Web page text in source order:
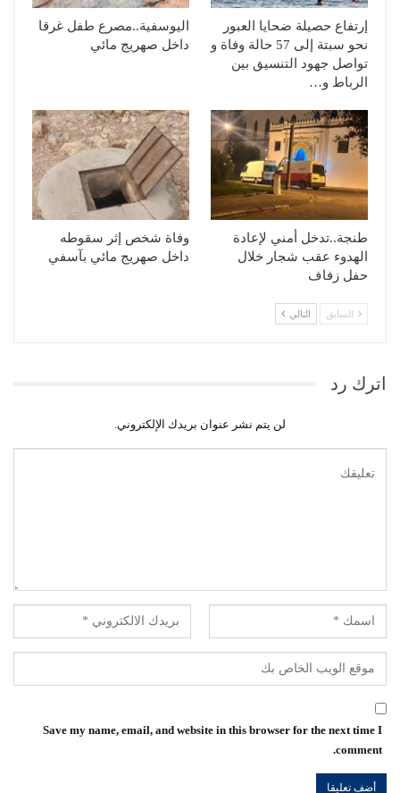
إرتفاع حصيلة ضحايا العبور
نحو سبتة إلى 57 حالة وفاة و
تواصل جهود التنسيق بين
الرباط و…
اليوسفية..مصرع طفل غرقا
داخل صهريج مائي
طنجة..تدخل أمني لإعادة
الهدوء عقب شجار خلال
حفل زفاف
وفاة شخص إثر سقوطه
داخل صهريج مائي بآسفي
السابق التالي
اترك رد
لن يتم نشر عنوان بريدك الإلكتروني.
Save my name, email, and website in this browser for the next time I
comment.